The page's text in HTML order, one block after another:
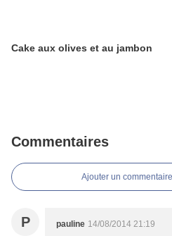
Cake aux olives et au jambon
Commentaires
Ajouter un commentaire
P pauline 14/08/2014 21:19